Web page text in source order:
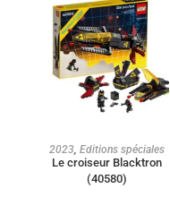
AJOUTER AU PANIER
2023 Editions spéciales
Le croiseur Blacktron
(40580)